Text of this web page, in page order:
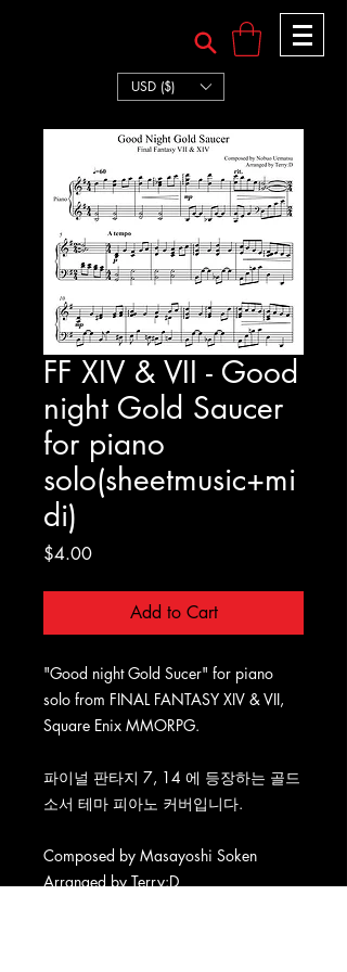
USD ($)
FF XIV & VII - Good
night Gold Saucer
for piano
solo(sheetmusic+mi
di)
$4.00Price
Add to Cart
"Good night Gold Sucer" for piano
solo from FINAL FANTASY XIV & VII,
Square Enix MMORPG.
파이널 판타지 7, 14 에 등장하는 골드
소서 테마 피아노 커버입니다.
Composed by Masayoshi Soken
Arranged by Terry:D